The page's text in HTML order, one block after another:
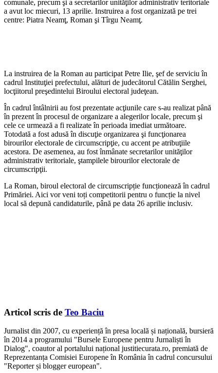
comunale, precum şi a secretarilor unităţilor administrativ teritoriale
a avut loc miecuri, 13 aprilie. Instruirea a fost organizată pe trei
centre: Piatra Neamţ, Roman şi Tîrgu Neamţ.
La instruirea de la Roman au participat Petre Ilie, şef de serviciu în
cadrul Instituţiei prefectului, alături de judecătorul Cătălin Serghei,
locţiitorul preşedintelui Biroului electoral judeţean.
În cadrul întâlnirii au fost prezentate acţiunile care s-au realizat până
în prezent în procesul de organizare a alegerilor locale, precum şi
cele ce urmează a fi realizate în perioada imediat următoare.
Totodată a fost adusă în discuţie organizarea şi funcţionarea
birourilor electorale de circumscripţie, cu accent pe atribuţiile
acestora. De asemenea, au fost înmânate secretarilor unităţilor
administrativ teritoriale, ştampilele birourilor electorale de
circumscripţii.
La Roman, biroul electoral de circumscripție funcționează în cadrul
Primăriei. Aici vor veni toți competitorii pentru o funcție la nivel
local să depună candidaturile, până pe data 26 aprilie inclusiv.
Articol scris de Teo Baciu
Jurnalist din 2007, cu experiență în presa locală și națională, bursieră
în 2014 a programului "Bursele Europene pentru Jurnaliști în
Dialog", coautor al portalului național justitiecurata.ro, premiată de
Reprezentanța Comisiei Europene în România în cadrul concursului
"Reporter și blogger european".